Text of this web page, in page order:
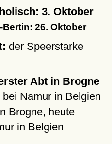
3. Oktober
26. Oktober
der Speerstarke
Abt in Brogne
bei Namur in Belgien
Brogne, heute
in Belgien